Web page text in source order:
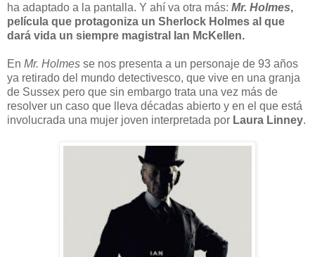
ha adaptado a la pantalla. Y ahí va otra más: Mr. Holmes,
película que protagoniza un Sherlock Holmes al que
dará vida un siempre magistral Ian McKellen.
En Mr. Holmes se nos presenta a un personaje de 93 años
ya retirado del mundo detectivesco, que vive en una granja
de Sussex pero que sin embargo trata una vez más de
resolver un caso que lleva décadas abierto y en el que está
involucrada una mujer joven interpretada por Laura Linney.